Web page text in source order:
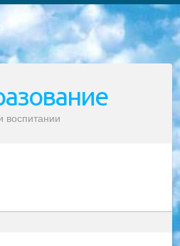
государственного права  География 10 бесплатных образовательных ресурсов - Мы составили подборку онлайн-проектов с интерактивными упражнениями, видеолекциями и статьями. Они помогут вам обрести новые и освежить старые знания бесплатно. 1. «ИНТУИТ» Старейшая образовательная площадка Рунета. Здесь вы найдёте сотни текстовых и видеокурсов на десятки различных тем — от программирования до психологии. Многие курсы подготовлены российскими университетами и крупными международными компаниями вроде Intel и Microsoft. Самостоятельное обучение бесплатное, но желающие могут оплатить услуги персональных наставников. 2. «Смартия» знакомит с актуальными профессиями и подсказывает, как им обучаться. Выбрав заинтересовавшую вас специальность — SMM-специалист, фотограф, веб-дизайнер или другую, — увидите список необходимых для неё умений. Чтобы вы могли освоить их самостоятельно, для каждого умения площадка отображает подборку ссылок на учебные материалы. Хотя «Смартия» ориентируется на русскоязычную аудиторию, часть контента всё же доступна только на английском. 3. «Лекторий Физтеха» Проект Московского физико-технического института (Физтеха). С его помощью вы можете смотреть онлайн серии лекций, записанные на видео в этом вузе. В числе доступных предметов — физика, биология, химия, информационные технологии и другие. К некоторым лекциям администрация ресурса прилагает готовые конспекты, которые можно скачивать в PDF-формате. 4. ITMOcourses Онлайн-площадка Санкт-Петербургского национального исследовательского университета информационных технологий, механики и оптики (ИТМО). Ресурс предоставляет свободный доступ к курсам, разработанным в этом вузе. Каталог материалов разбит на четыре категории: «Оптические системы и технологии», «Приборостроение и робототехника», «Информационные технологии» и «Биотехнологии». Курсы состоят из видеолекций, интерактивных демонстраций и заданий. 5. «КиберЛенинка» Электронная научная библиотека открытого доступа. Каталог площадки регулярно обрастает текстами статей из различных научных изданий. Сгруппированные по журналам и рубрикам публикации можно читать онлайн или скачивать целиком в PDF-формате. Проект нацелен на популяризацию науки за счёт открытого доступа к качественной информации. 6. «ПостНаука» На этом ресурсе публикуют подборки видеолекций, составленные экспертами из разных отраслей и объединённые общими темами. Среди них, к примеру, есть серии «Биоинформатика и геномика», «Культура средневековой Скандинавии» и Cinema Studies о теории кино. Каждая подборка лекций — логически связанная история, рассказанная экспертом от первого лица. Кроме того, на сайте появляются научно-образовательные статьи и тесты на разные темы. 7. «Newочём» Команда проекта «Newочём» отбирает самые интересные тексты из англоязычных СМИ и переводит те из них, за которые голосуют участники сообщества «ВКонтакте». По большей части это научно-популярные статьи. Редакторы придумывают лишь заголовки, в остальном содержание переводов соответствует оригиналам. Полные тексты можно читать прямо в социальной сети. 8. InternetUrok Онлайн-база материалов по основным дисциплинам школьной программы. Информация на сайте структурирована по классам, предметам и темам (урокам). Каждый урок состоит из видеолекций и конспектов. Есть также интерактивные тренажёры и тесты для закрепления пройденного материала. Даже если вы давно окончили школу, возможность повторить программу старших классов всегда может пригодиться. 9. Edutainme Ещё один ресурс об образовании. В отличие от Newtonew, как мне кажется, Edutainme больше ориентируется на представителей индустрии: педагогов, предпринимателей, разработчиков образовательных проектов. Но и любой, кто просто стремится к саморазвитию, найдёт на сайте много полезного и интересного для себя. Например, информацию о новых курсах и образовательных сервисах. 10. Newtonew Онлайн-медиа об образовании и обучении в широком смысле. Авторы Newtonew пишут об инструментах, заведениях, тактиках и стратегиях, которые помогают учить других и получать новые знания самостоятельно. На этой площадке вы найдёте новости, обзоры, аналитические мат
воспитании